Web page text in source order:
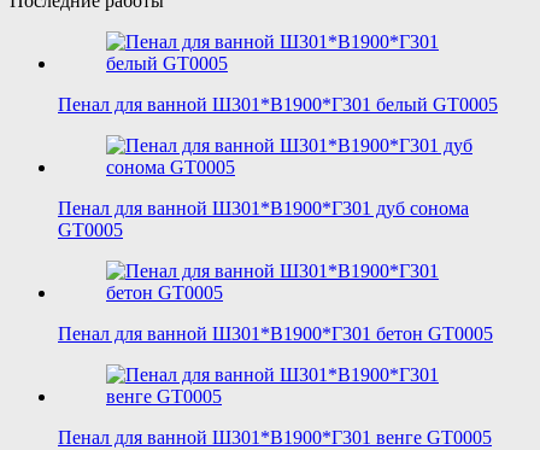
Пенал для ванной Ш301*В1900*Г301 белый GT0005
Пенал для ванной Ш301*В1900*Г301 дуб сонома
GT0005
Пенал для ванной Ш301*В1900*Г301 бетон GT0005
Пенал для ванной Ш301*В1900*Г301 венге GT0005